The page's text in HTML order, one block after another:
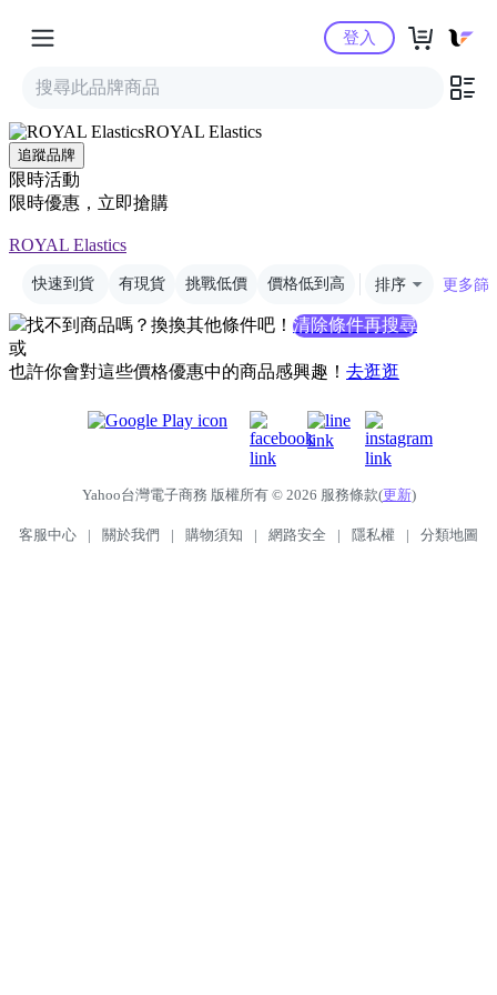
Yahoo購物中心
登入
ROYAL Elastics
追蹤品牌
限時活動
限時優惠，立即搶購
ROYAL Elastics
快速到貨 有現貨 挑戰低價 價格低到高 排序 更多篩
找不到商品嗎？換換其他條件吧！ 清除條件再搜尋
或
也許你會對這些價格優惠中的商品感興趣！ 去逛逛
Yahoo台灣電子商務 版權所有 © 2026 服務條款(更新)
客服中心 | 關於我們 | 購物須知 | 網路安全 | 隱私權 | 分類地圖